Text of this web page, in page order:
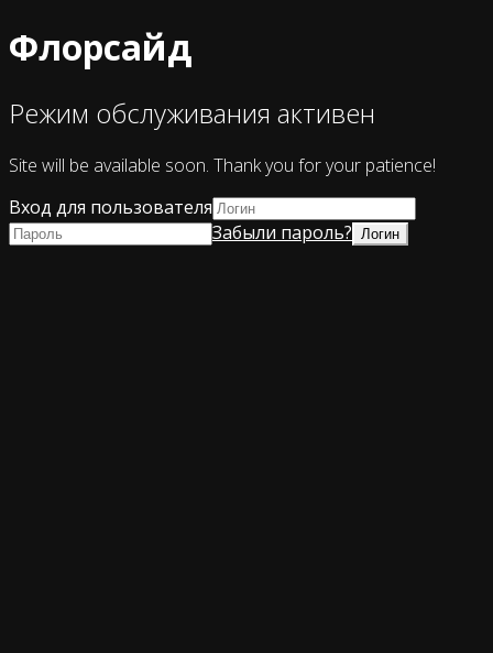
Флорсайд
Режим обслуживания активен
Site will be available soon. Thank you for your patience!
Вход для пользователя
Забыли пароль?